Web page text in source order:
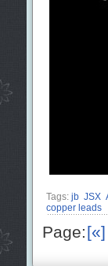
Tags: jb JSX
copper leads
Page:[«]